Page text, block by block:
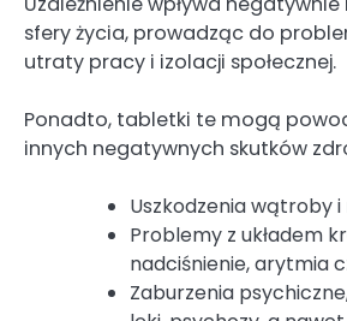
sfery życia, prowadząc do
utraty pracy i izolacji społecznej.
Ponadto, tabletki te mogą
innych negatywnych skutków
Uszkodzenia wątroby i
Problemy z układem
nadciśnienie, arytmia
Zaburzenia